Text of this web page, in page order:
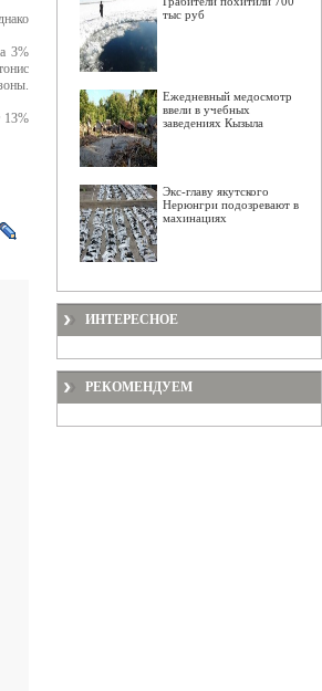
3%
13%
тыс руб
Ежедневный медосмотр
ввели в учебных
заведениях Кызыла
Экс-главу якутского
Нерюнгри подозревают в
махинациях
ИНТЕРЕСНОЕ
РЕКОМЕНДУЕМ